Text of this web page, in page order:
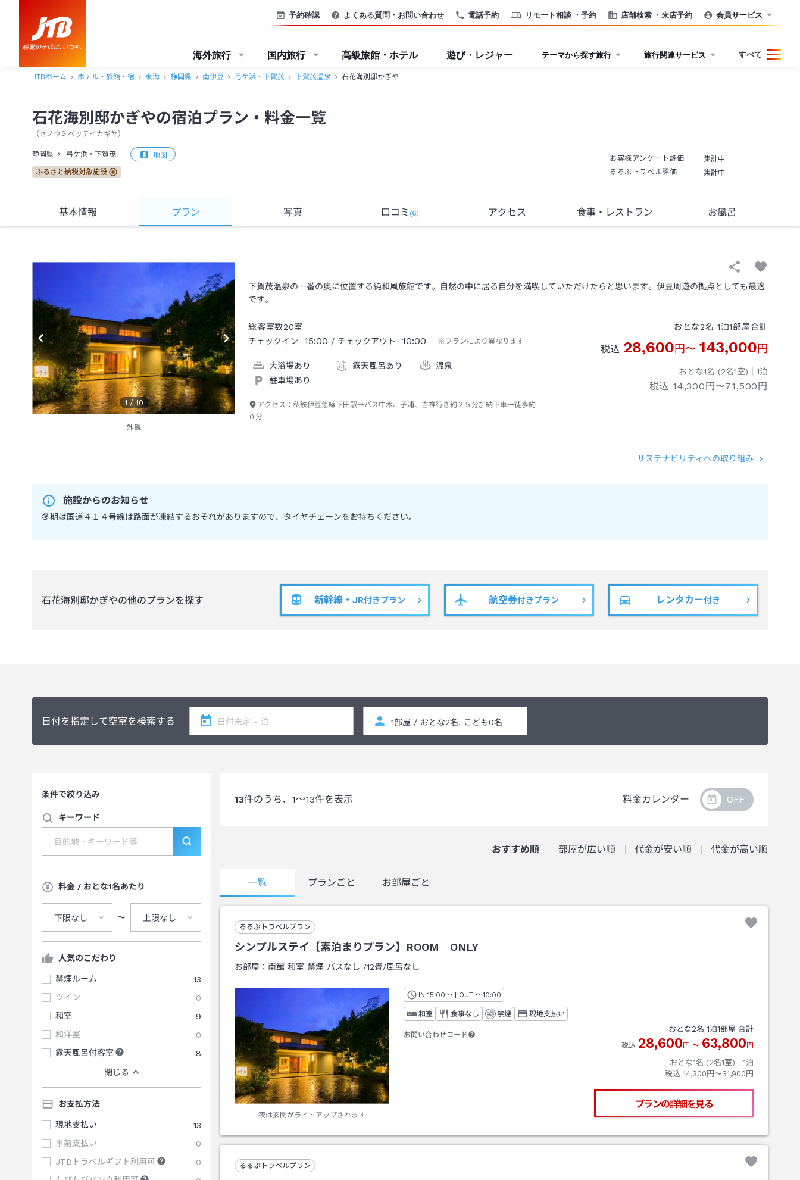
電話予約 リモート相談 ・予約 店舗検索 ・来店予約
予約確認 よくある質問・お問い合わせ 会員サービス
海外旅行 国内旅行 高級旅館・ホテル 遊び・レジャー テーマから探す旅行 旅行関連サービス すべて
JTBホーム ホテル・旅館・宿 東海 静岡県 南伊豆 弓ケ浜・下賀茂 下賀茂温泉 石花海別邸かぎや
石花海別邸かぎやの宿泊プラン・料金一覧
（セノウミベッテイカギヤ）
静岡県 弓ケ浜・下賀茂 地図
ふるさと納税対象施設
お客様アンケート評価
集計中
るるぶトラベル評価
集計中
基本情報 プラン 写真 口コミ (6) アクセス 食事・レストラン お風呂
1 /10
外観
下賀茂温泉の一番の奥に位置する純和風旅館です。自然の中に居る自分を満喫していただけたらと思います。伊豆周遊の拠点としても最適
です。
総客室数20室
チェックイン
15:00 / チェックアウト 10:00 ※プランにより異なります
大浴場あり 露天風呂あり
温泉
駐車場あり
アクセス：私鉄伊豆急線下田駅→バス中木、子浦、吉祥行き約２５分加納下車→徒歩約
０分
おとな2名 1泊1部屋合計
税込 28,600円〜 143,000円
おとな1名 (2名1室)｜ 1泊
税込 14,300円〜71,500円
サステナビリティへの取り組み
施設からのお知らせ
冬期は国道４１４号線は路面が凍結するおそれがありますので、タイヤチェーンをお持ちください。
石花海別邸かぎやの他のプランを探す 新幹線・JR付きプラン 航空券付きプラン レンタカー付き
日付を指定して空室を検索する
条件で絞り込み
キーワード
料金 / おとな1名あたり
下限なし 〜 上限なし
人気のこだわり
禁煙ルーム
13
ツイン
0
和室
9
和洋室
0
露天風呂付客室
8
閉じる
お支払方法
現地支払い
13
事前支払い
0
JTBトラベルギフト利用可
0
13件のうち、 1～13件を表示 料金カレンダー
おすすめ順 部屋が広い順 代金が安い順 代金が高い順
一覧 プランごと お部屋ごと
るるぶトラベルプラン
シンプルステイ【素泊まりプラン】ROOM ONLY
お部屋： 南館 和室 禁煙 バスなし /12畳/風呂なし
夜は玄関がライトアップされます
IN チェックイン
15:00～ | OUT チェックアウト
～10:00
和室 食事なし 禁煙 現地支払い
お問い合わせコード
おとな2名 1泊1部屋 合計
税込 28,600 円 〜 63,800 円
おとな1名 (2名1室)｜ 1泊
税込 14,300円〜31,900円
プランの詳細を見る
るるぶトラベルプラン